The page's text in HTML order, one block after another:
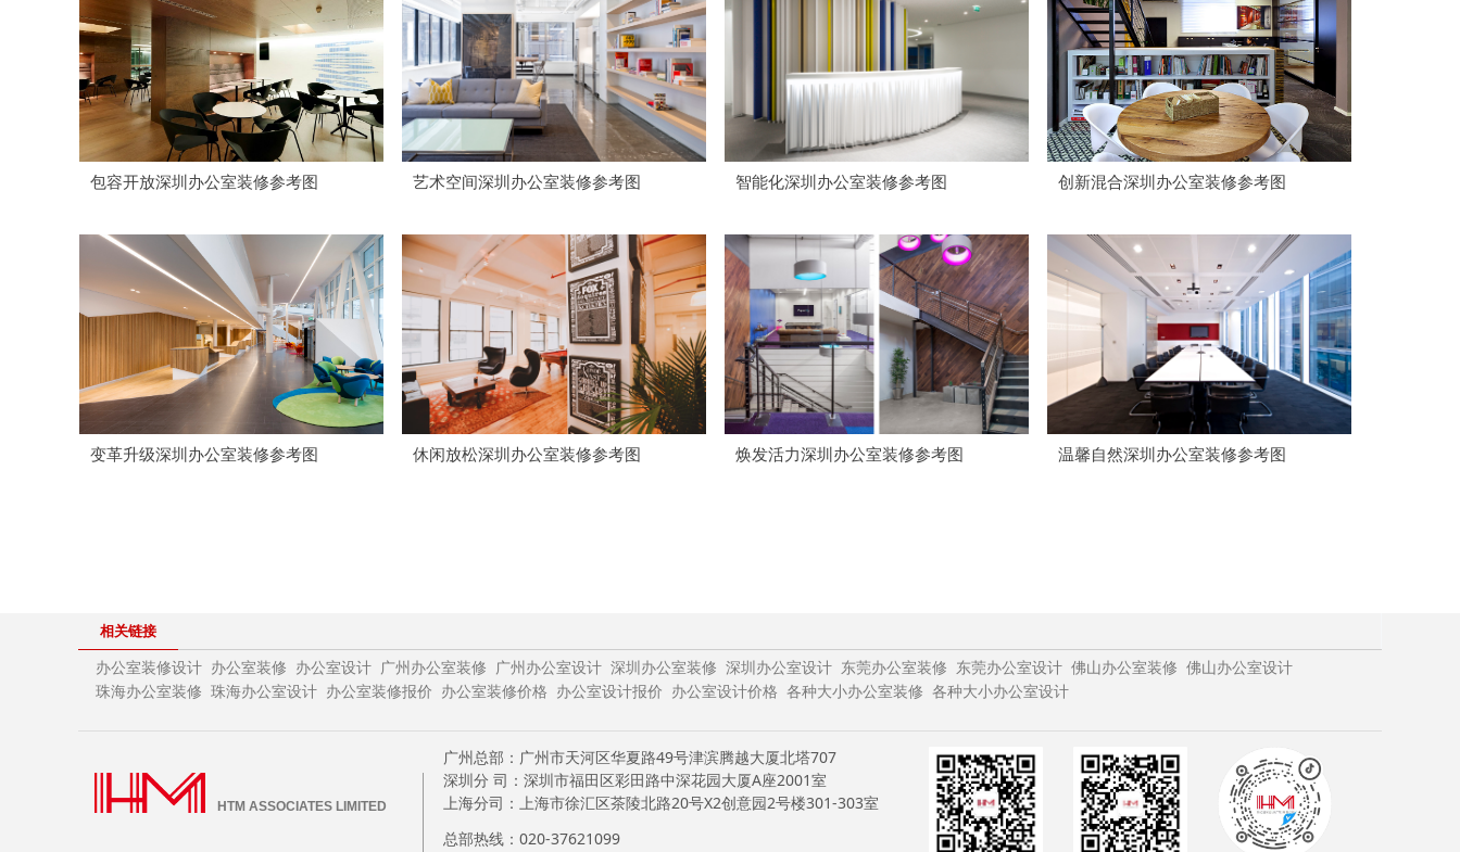
包容开放深圳办公室装修参考图 艺术空间深圳办公室装修参考图 智能化深圳办公室装修参考图 创新混合深圳办公室装修参考图
变革升级深圳办公室装修参考图 休闲放松深圳办公室装修参考图 焕发活力深圳办公室装修参考图 温馨自然深圳办公室装修参考图
广州总部：广州市天河区华夏路49号津滨腾越大厦北塔707
深圳分 司：深圳市福田区彩田路中深花园大厦A座2001室
上海分司：上海市徐汇区茶陵北路20号X2创意园2号楼301-303室
总部热线：020-37621099
相关链接
办公室装修设计 办公室装修 办公室设计 广州办公室装修 广州办公室设计 深圳办公室装修 深圳办公室设计 东莞办公室装修 东莞办公室设计 佛山办公室装修 佛山办公室设计
珠海办公室装修 珠海办公室设计 办公室装修报价 办公室装修价格 办公室设计报价 办公室设计价格 各种大小办公室装修 各种大小办公室设计
HTM ASSOCIATES LIMITED